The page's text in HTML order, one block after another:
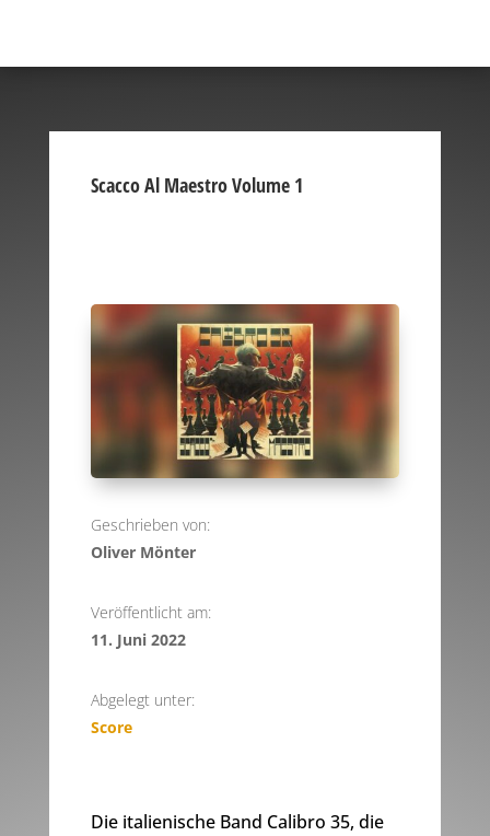
Scacco Al Maestro Volume 1
Geschrieben von:
Oliver Mönter
Veröffentlicht am:
11. Juni 2022
Abgelegt unter:
Score
Die italienische Band Calibro 35, die